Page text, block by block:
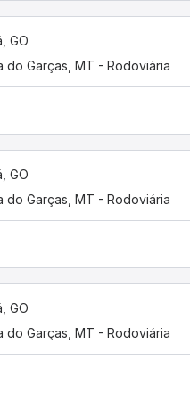
GO
do Garças, MT - Rodoviária
GO
do Garças, MT - Rodoviária
GO
do Garças, MT - Rodoviária